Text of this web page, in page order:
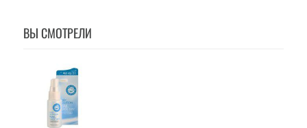
ВЫ СМОТРЕЛИ